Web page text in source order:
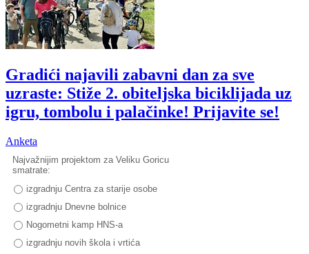
Gradići najavili zabavni dan za sve
uzraste: Stiže 2. obiteljska biciklijada uz
igru, tombolu i palačinke! Prijavite se!
Anketa
Najvažnijim projektom za Veliku Goricu
smatrate:
izgradnju Centra za starije osobe
izgradnju Dnevne bolnice
Nogometni kamp HNS-a
izgradnju novih škola i vrtića